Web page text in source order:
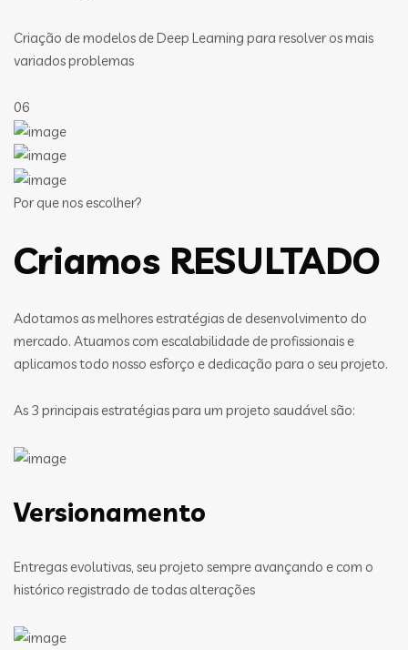
Criação de modelos de Deep Learning para resolver os mais
variados problemas
06
Por que nos escolher?
Criamos RESULTADO
Adotamos as melhores estratégias de desenvolvimento do
mercado. Atuamos com escalabilidade de profissionais e
aplicamos todo nosso esforço e dedicação para o seu projeto.
As 3 principais estratégias para um projeto saudável são:
Versionamento
Entregas evolutivas, seu projeto sempre avançando e com o
histórico registrado de todas alterações